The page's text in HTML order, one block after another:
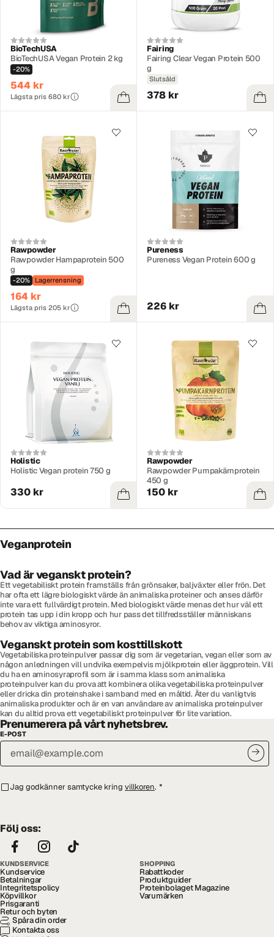
BioTechUSA
BioTechUSA Vegan Protein 2 kg
-20%
544 kr
Lägsta pris 680 kr
Fairing
Fairing Clear Vegan Protein 500
g
Slutsåld
378 kr
Rawpowder
Rawpowder Hampaprotein 500
g
-20% Lagerrensning
164 kr
Lägsta pris 205 kr
Pureness
Pureness Vegan Protein 600 g
226 kr
Holistic
Holistic Vegan protein 750 g
330 kr
Rawpowder
Rawpowder Pumpakärnprotein
450 g
150 kr
Veganprotein
Vad är veganskt protein?
Ett vegetabiliskt protein framställs från grönsaker, baljväxter eller frön. Det
har ofta ett lägre biologiskt värde än animaliska proteiner och anses därför
inte vara ett fullvärdigt protein. Med biologiskt värde menas det hur väl ett
protein tas upp i din kropp och hur pass det tillfredsställer människans
behov av viktiga aminosyror.
Veganskt protein som kosttillskott
Vegetabiliska proteinpulver passar dig som är vegetarian, vegan eller som av
någon anledningen vill undvika exempelvis mjölkprotein eller äggprotein. Vill
du ha en aminosyraprofil som är i samma klass som animaliska
proteinpulver kan du prova att kombinera olika vegetabiliska proteinpulver
eller dricka din proteinshake i samband med en måltid. Äter du vanligtvis
animaliska produkter och är en van användare av animaliska proteinpulver
kan du alltid prova ett vegetabiliskt proteinpulver för lite variation.
Prenumerera på vårt nyhetsbrev.
E-POST
Jag godkänner samtycke kring villkoren. *
Följ oss:
KUNDSERVICE
Kundservice
Betalningar
Integritetspolicy
Köpvillkor
Prisgaranti
Retur och byten
Spåra din order
Kontakta oss
SHOPPING
Rabattkoder
Produktguider
Proteinbolaget Magazine
Varumärken